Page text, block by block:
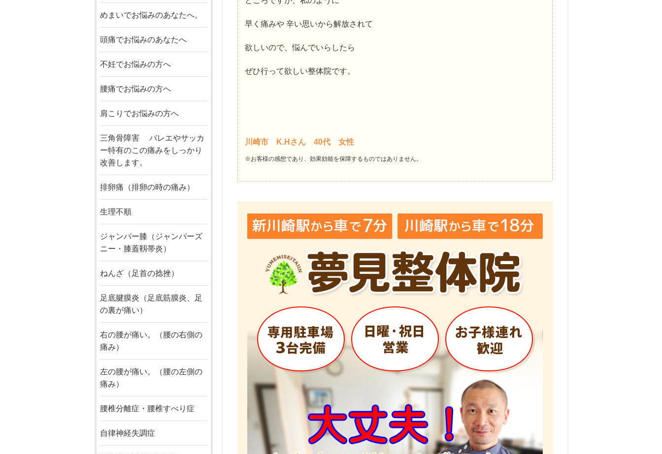
早く痛みや 辛い思いから解放されて
欲しいので、悩んでいらしたら
ぜひ行って欲しい整体院です。
川崎市 K.Hさん 40代 女性
※お客様の感想であり、効果効能を保障するものではありません。
めまいでお悩みのあなたへ。
頭痛でお悩みのあなたへ
不妊でお悩みの方へ
腰痛でお悩みの方へ
肩こりでお悩みの方へ
三角骨障害 バレエやサッカ
ー特有のこの痛みをしっかり
改善します。
排卵痛（排卵の時の痛み）
生理不順
ジャンパー膝（ジャンパーズ
ニー・膝蓋靱帯炎）
ねんざ（足首の捻挫）
足底腱膜炎（足底筋膜炎、足
の裏が痛い）
右の腰が痛い。（腰の右側の
痛み）
左の腰が痛い。（腰の左側の
痛み）
腰椎分離症・腰椎すべり症
自律神経失調症